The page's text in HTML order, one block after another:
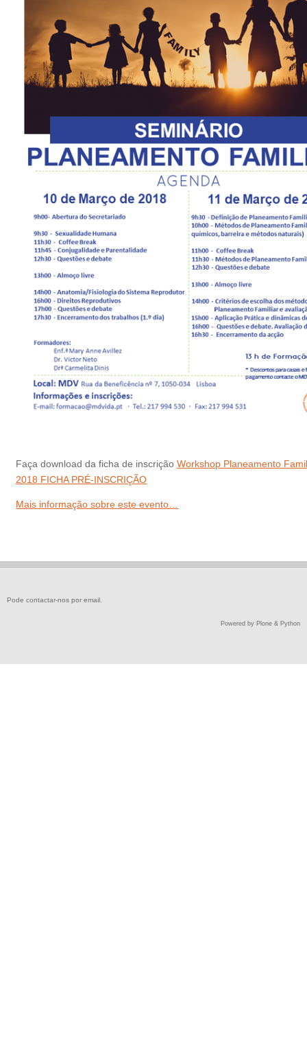
Faça download da ficha de inscriçãoWorkshop Planeamento
2018 FICHA PRÉ-INSCRIÇÃO
Mais informação sobre este evento…
Pode contactar-nos poremail
Powered by Plone & Python